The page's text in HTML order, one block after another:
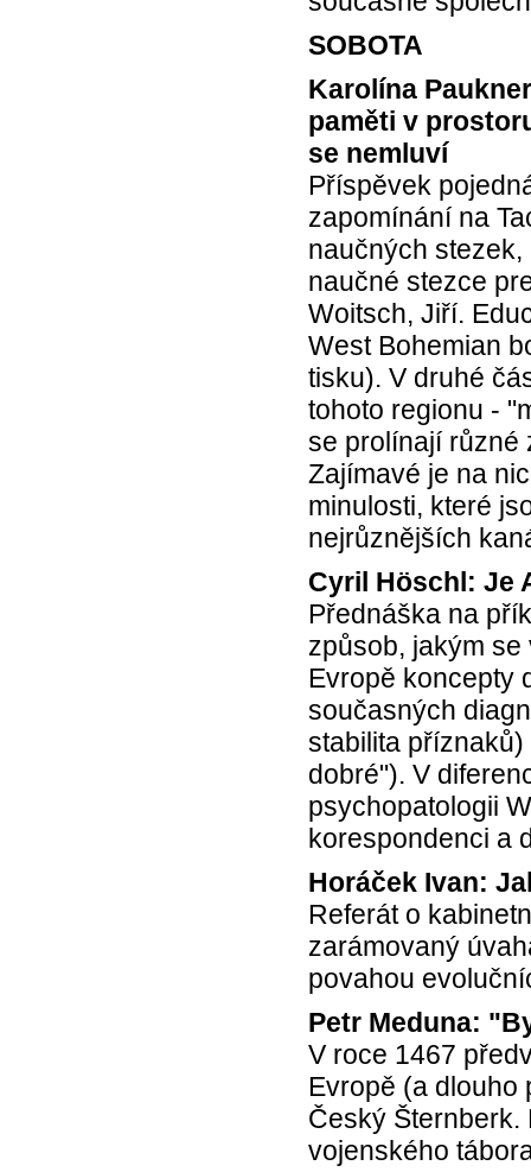
SOBOTA
Karolína
paměti v
se nemluví
Příspěvek
zapomínání na
naučných
naučné stezce
Woitsch, Jiří.
West Bohemian
tisku). V druhé
tohoto regionu -
se prolínají různé
Zajímavé je na
minulosti, které
nejrůznějších
Cyril Höschl: Je
Přednáška na
způsob, jakým
Evropě koncepty
současných
stabilita
dobré"). V
psychopatologii
korespondenci a
Horáček Ivan:
Referát o
zarámovaný
povahou
Petr Meduna:
V roce 1467
Evropě (a dlouho
Český
vojenského